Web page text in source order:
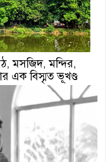
মসজিদ, মন্দির,
এক বিস্মৃত ভূখণ্ড